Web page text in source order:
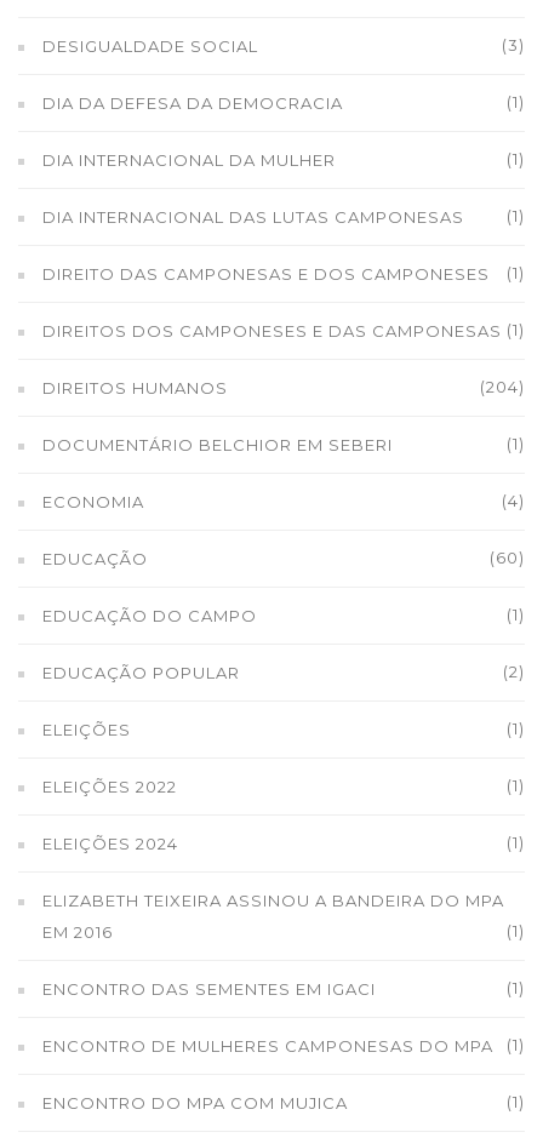
DESIGUALDADE SOCIAL (3)
DIA DA DEFESA DA DEMOCRACIA (1)
DIA INTERNACIONAL DA MULHER (1)
DIA INTERNACIONAL DAS LUTAS CAMPONESAS (1)
DIREITO DAS CAMPONESAS E DOS CAMPONESES (1)
DIREITOS DOS CAMPONESES E DAS CAMPONESAS (1)
DIREITOS HUMANOS (204)
DOCUMENTÁRIO BELCHIOR EM SEBERI (1)
ECONOMIA (4)
EDUCAÇÃO (60)
EDUCAÇÃO DO CAMPO (1)
EDUCAÇÃO POPULAR (2)
ELEIÇÕES (1)
ELEIÇÕES 2022 (1)
ELEIÇÕES 2024 (1)
ELIZABETH TEIXEIRA ASSINOU A BANDEIRA DO MPA
EM 2016
(1)
ENCONTRO DAS SEMENTES EM IGACI (1)
ENCONTRO DE MULHERES CAMPONESAS DO MPA (1)
ENCONTRO DO MPA COM MUJICA (1)